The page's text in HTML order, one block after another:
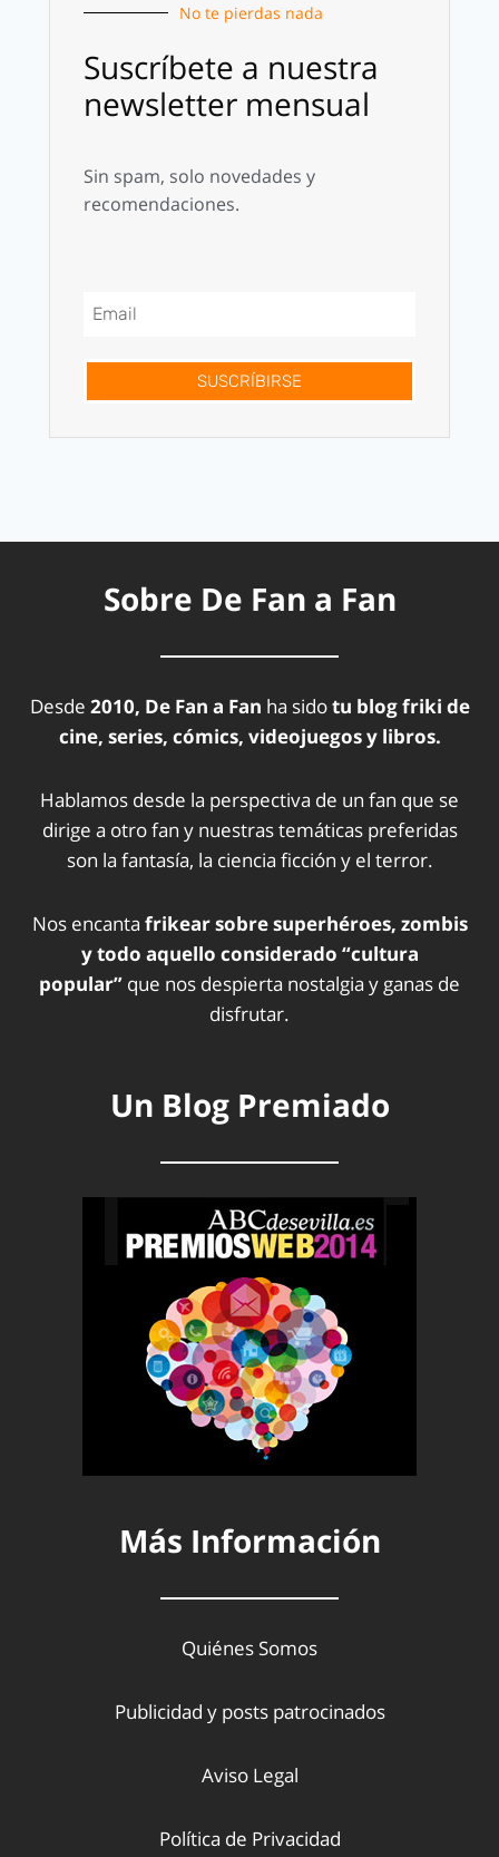
No te pierdas nada
Suscríbete a nuestra
newsletter mensual
Sin spam, solo novedades y
recomendaciones.
SUSCRÍBIRSE
Sobre De Fan a Fan
Desde 2010, De Fan a Fan ha sidotu blog friki de
cine, series, cómics, videojuegos y libros.
Hablamos desde la perspectiva de un fan que se
dirige a otro fan y nuestras temáticas preferidas
son la fantasía, la ciencia ficción y el terror.
Nos encanta frikear sobre superhéroes, zombis
y todo aquello considerado “cultura
popular” que nos despierta nostalgia y ganas de
disfrutar.
Un Blog Premiado
Más Información
Quiénes Somos
Publicidad y posts patrocinados
Aviso Legal
Política de Privacidad